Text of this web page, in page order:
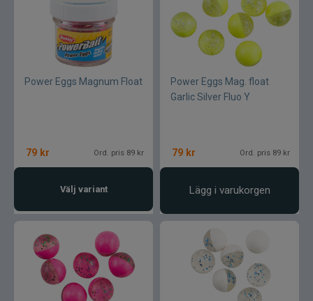
Övriga fiskemärken
Power Eggs Magnum Float
79 kr Ord. pris 89 kr
Välj variant
Power Eggs Mag. float
Garlic Silver Fluo Y
79 kr Ord. pris 89 kr
Lägg i varukorgen